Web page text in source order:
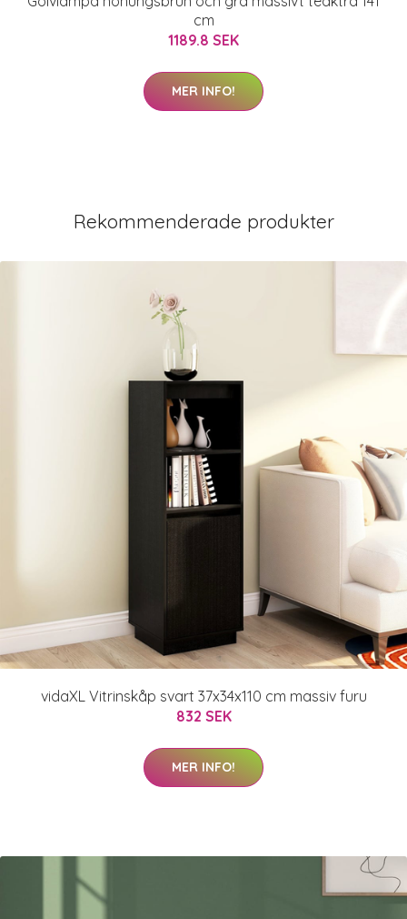
cm
1189.8 SEK
MER INFO!
Rekommenderade produkter
vidaXL Vitrinskåp svart 37x34x110 cm massiv furu
832 SEK
MER INFO!